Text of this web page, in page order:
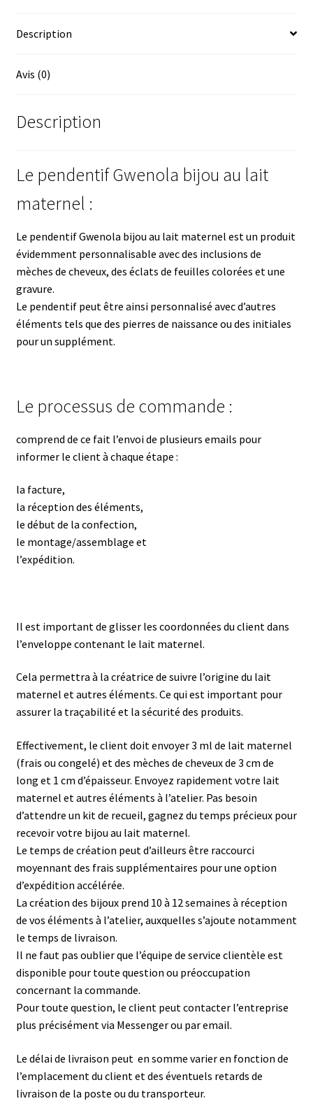
Description
Avis (0)
Description
Le pendentif Gwenola bijou au lait
maternel :
Le pendentif Gwenola bijou au lait maternel est un produit
évidemment personnalisable avec des inclusions de
mèches de cheveux, des éclats de feuilles colorées et une
gravure.
Le pendentif peut être ainsi personnalisé avec d’autres
éléments tels que des pierres de naissance ou des initiales
pour un supplément.
Le processus de commande :
comprend de ce fait l’envoi de plusieurs emails pour
informer le client à chaque étape :
la facture,
la réception des éléments,
le début de la confection,
le montage/assemblage et
l’expédition.
Il est important de glisser les coordonnées du client dans
l’enveloppe contenant le lait maternel.
Cela permettra à la créatrice de suivre l’origine du lait
maternel et autres éléments. Ce qui est important pour
assurer la traçabilité et la sécurité des produits.
Effectivement, le client doit envoyer 3 ml de lait maternel
(frais ou congelé) et des mèches de cheveux de 3 cm de
long et 1 cm d’épaisseur. Envoyez rapidement votre lait
maternel et autres éléments à l’atelier. Pas besoin
d’attendre un kit de recueil, gagnez du temps précieux pour
recevoir votre bijou au lait maternel.
Le temps de création peut d’ailleurs être raccourci
moyennant des frais supplémentaires pour une option
d’expédition accélérée.
La création des bijoux prend 10 à 12 semaines à réception
de vos éléments à l’atelier, auxquelles s’ajoute notamment
le temps de livraison.
Il ne faut pas oublier que l’équipe de service clientèle est
disponible pour toute question ou préoccupation
concernant la commande.
Pour toute question, le client peut contacter l’entreprise
plus précisément via Messenger ou par email.
Le délai de livraison peut en somme varier en fonction de
l’emplacement du client et des éventuels retards de
livraison de la poste ou du transporteur.